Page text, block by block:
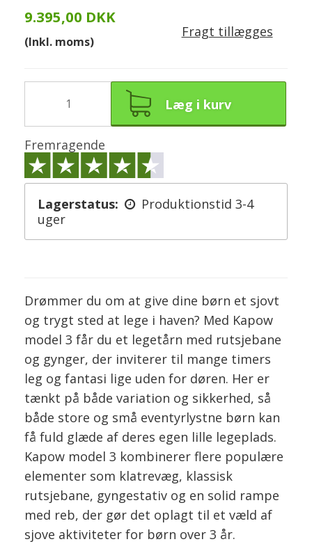
9.395,00 DKK
(Inkl. moms)
Fragt tillægges
Læg i kurv
Fremragende
Lagerstatus:
Produktionstid 3-4
uger
Drømmer du om at give dine børn et sjovt
og trygt sted at lege i haven? Med Kapow
model 3 får du et legetårn med rutsjebane
og gynger, der inviterer til mange timers
leg og fantasi lige uden for døren. Her er
tænkt på både variation og sikkerhed, så
både store og små eventyrlystne børn kan
få fuld glæde af deres egen lille legeplads.
Kapow model 3 kombinerer flere populære
elementer som klatrevæg, klassisk
rutsjebane, gyngestativ og en solid rampe
med reb, der gør det oplagt til et væld af
sjove aktiviteter for børn over 3 år.